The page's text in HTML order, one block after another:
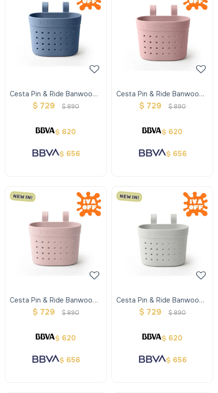
Cesta Pin & Ride Banwood -
Deep Sea
$ 729 $890
$ 620
$ 656
Cesta Pin & Ride Banwood -
Dusty Rose
$ 729 $890
$ 620
$ 656
Cesta Pin & Ride Banwood -
Faded Pink
$ 729 $890
$ 620
$ 656
Cesta Pin & Ride Banwood -
Ivory
$ 729 $890
$ 620
$ 656